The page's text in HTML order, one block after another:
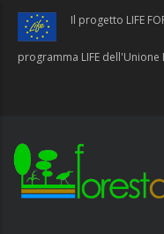
Salta
contenuto
principale
Il progetto LIFE
programma LIFE dell'Unione